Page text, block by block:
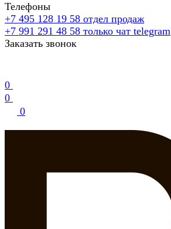
Телефоны
+7 495 128 19 58 отдел продаж
+7 991 291 48 58 только чат telegram
Заказать звонок
0
0
0